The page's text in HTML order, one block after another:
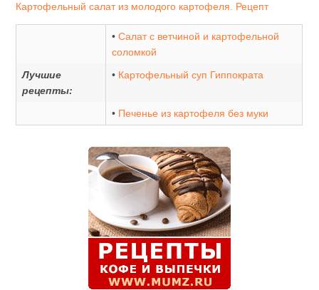
Картофельный салат из молодого картофеля. Рецепт
•Салат с ветчиной и картофельной
соломкой
Лучшие
рецепты:
• Картофельный суп Гиппократа
• Печенье из картофеля без муки